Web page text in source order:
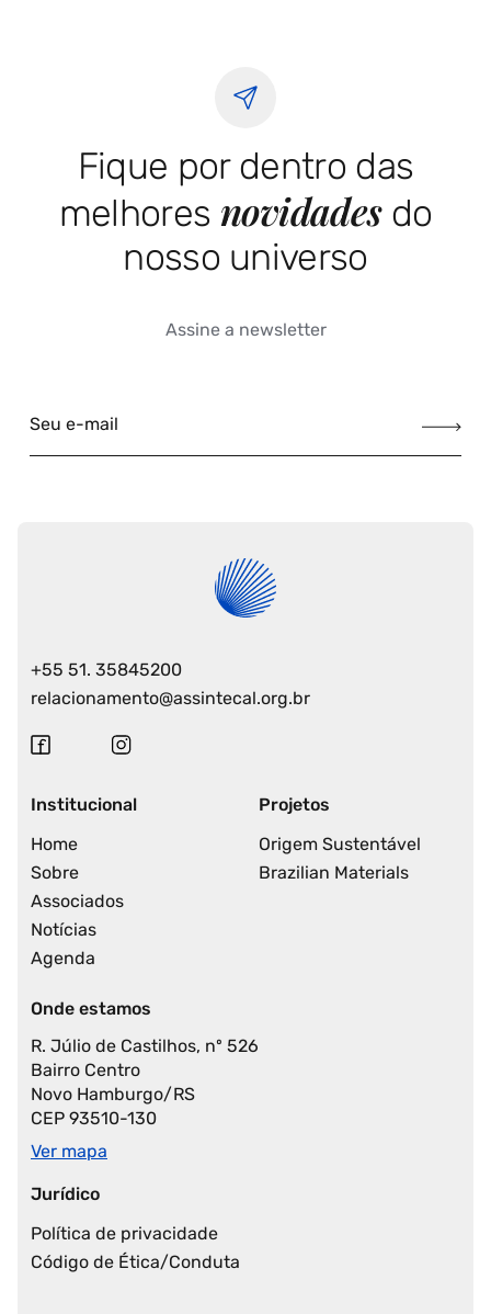
Fique por dentro das
melhores novidadesdo
nosso universo
Assine a newsletter
Seu e-mail
+55 51. 35845200
relacionamento@assintecal.org.br
Institucional
Home
Sobre
Associados
Notícias
Agenda
Projetos
Origem Sustentável
Brazilian Materials
Onde estamos
R. Júlio de Castilhos, nº 526
Bairro Centro
Novo Hamburgo/RS
CEP 93510-130
Ver mapa
Jurídico
Política de privacidade
Código de Ética/Conduta